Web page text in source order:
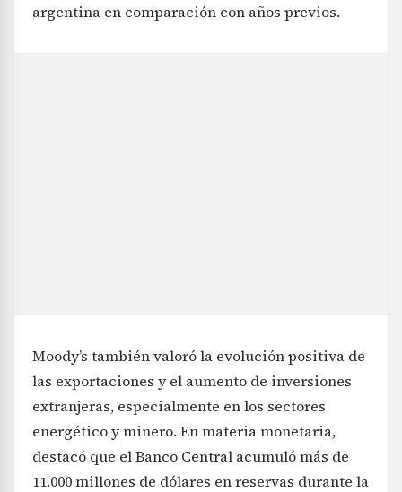
argentina en comparación con años previos.
Moody’s también valoró la evolución positiva de
las exportaciones y el aumento de inversiones
extranjeras, especialmente en los sectores
energético y minero. En materia monetaria,
destacó que el Banco Central acumuló más de
11.000 millones de dólares en reservas durante la